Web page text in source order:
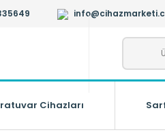
Cihazları